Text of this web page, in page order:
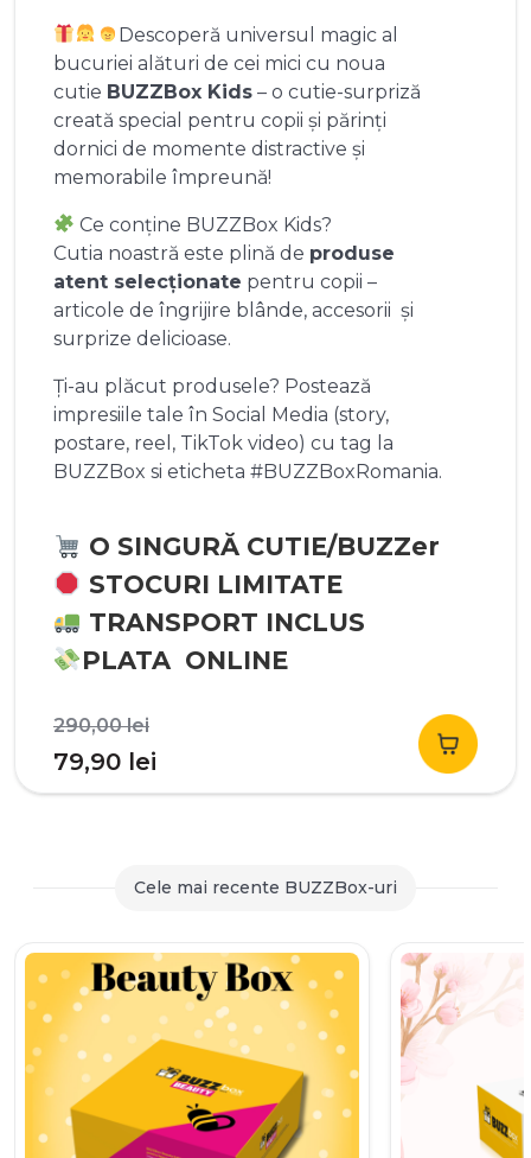
Descoperă universul magic al
bucuriei alături de cei mici cu noua
cutie BUZZBox Kids – o cutie-surpriză
creată special pentru copii și părinți
dornici de momente distractive și
memorabile împreună!
Ce conține BUZZBox Kids?
Cutia noastră este plină de produse
atent selecționate pentru copii –
articole de îngrijire blânde, accesorii și
surprize delicioase.
Ți-au plăcut produsele? Postează
impresiile tale în Social Media (story,
postare, reel, TikTok video) cu tag la
BUZZBox si eticheta #BUZZBoxRomania.
O SINGURĂ CUTIE/BUZZer
STOCURI LIMITATE
TRANSPORT INCLUS
PLATA ONLINE
290,00leiPrețul
inițial
a
290,00 lei.
79,90 lei
curent
79,90 lei.
Cele mai recente BUZZBox-uri